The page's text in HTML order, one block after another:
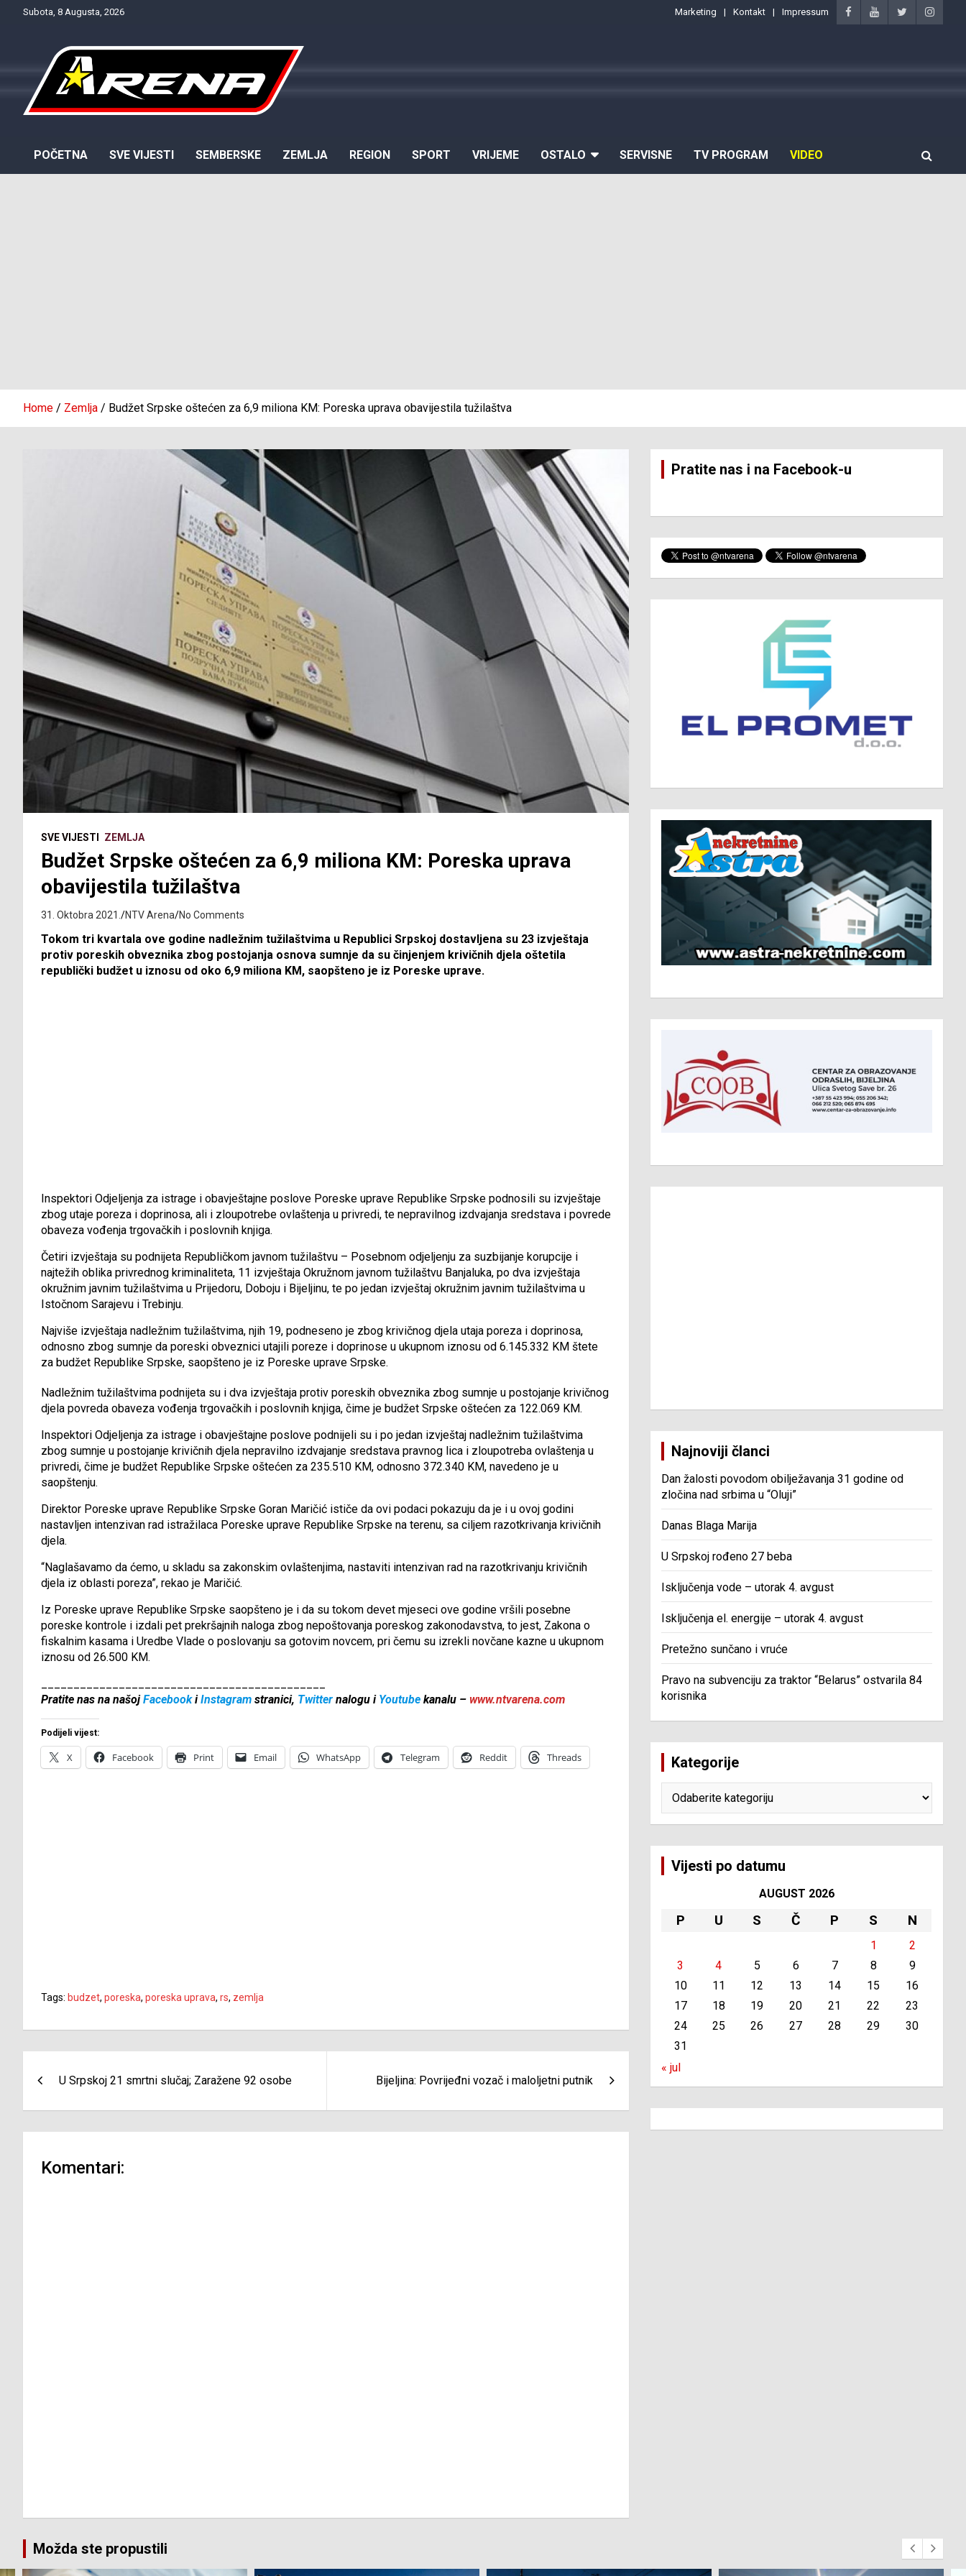
Subota, 8 Augusta, 2026 Marketing Kontakt Impressum
POČETNA SVE VIJESTI SEMBERSKE ZEMLJA REGION SPORT VRIJEME OSTALO SERVISNE TV PROGRAM VIDEO
Home Zemlja Budžet Srpske oštećen za 6,9 miliona KM: Poreska uprava obavijestila tužilaštva
SVE VIJESTI ZEMLJA
Budžet Srpske oštećen za 6,9 miliona KM: Poreska uprava
obavijestila tužilaštva
31. Oktobra 2021. NTV Arena No Comments
Tokom tri kvartala ove godine nadležnim tužilaštvima u Republici Srpskoj dostavljena su 23 izvještaja
protiv poreskih obveznika zbog postojanja osnova sumnje da su činjenjem krivičnih djela oštetila
republički budžet u iznosu od oko 6,9 miliona KM, saopšteno je iz Poreske uprave.
Inspektori Odjeljenja za istrage i obavještajne poslove Poreske uprave Republike Srpske podnosili su izvještaje
zbog utaje poreza i doprinosa, ali i zloupotrebe ovlaštenja u privredi, te nepravilnog izdvajanja sredstava i povrede
obaveza vođenja trgovačkih i poslovnih knjiga.
Četiri izvještaja su podnijeta Republičkom javnom tužilaštvu – Posebnom odjeljenju za suzbijanje korupcije i
najtežih oblika privrednog kriminaliteta, 11 izvještaja Okružnom javnom tužilaštvu Banjaluka, po dva izvještaja
okružnim javnim tužilaštvima u Prijedoru, Doboju i Bijeljinu, te po jedan izvještaj okružnim javnim tužilaštvima u
Istočnom Sarajevu i Trebinju.
Najviše izvještaja nadležnim tužilaštvima, njih 19, podneseno je zbog krivičnog djela utaja poreza i doprinosa,
odnosno zbog sumnje da poreski obveznici utajili poreze i doprinose u ukupnom iznosu od 6.145.332 KM štete
za budžet Republike Srpske, saopšteno je iz Poreske uprave Srpske.
Nadležnim tužilaštvima podnijeta su i dva izvještaja protiv poreskih obveznika zbog sumnje u postojanje krivičnog
djela povreda obaveza vođenja trgovačkih i poslovnih knjiga, čime je budžet Srpske oštećen za 122.069 KM.
Inspektori Odjeljenja za istrage i obavještajne poslove podnijeli su i po jedan izvještaj nadležnim tužilaštvima
zbog sumnje u postojanje krivičnih djela nepravilno izdvajanje sredstava pravnog lica i zloupotreba ovlaštenja u
privredi, čime je budžet Republike Srpske oštećen za 235.510 KM, odnosno 372.340 KM, navedeno je u
saopštenju.
Direktor Poreske uprave Republike Srpske Goran Maričić ističe da ovi podaci pokazuju da je i u ovoj godini
nastavljen intenzivan rad istražilaca Poreske uprave Republike Srpske na terenu, sa ciljem razotkrivanja krivičnih
djela.
“Naglašavamo da ćemo, u skladu sa zakonskim ovlaštenjima, nastaviti intenzivan rad na razotkrivanju krivičnih
djela iz oblasti poreza”, rekao je Maričić.
Iz Poreske uprave Republike Srpske saopšteno je i da su tokom devet mjeseci ove godine vršili posebne
poreske kontrole i izdali pet prekršajnih naloga zbog nepoštovanja poreskog zakonodavstva, to jest, Zakona o
fiskalnim kasama i Uredbe Vlade o poslovanju sa gotovim novcem, pri čemu su izrekli novčane kazne u ukupnom
iznosu od 26.500 KM.
Pratite nas na našojFacebookiInstagram stranici, Twitter nalogu i Youtube kanalu – www.ntvarena.com
Podijeli vijest:
X Facebook Print Email WhatsApp Telegram Reddit Threads
Tags: budzet, poreska, poreska uprava, rs, zemlja
članaka
U Srpskoj 21 smrtni slučaj; Zaražene 92 osobe Bijeljina: Povrijeđni vozač i maloljetni putnik
Komentari:
Pratite nas i na Facebook-u
Najnoviji članci
Dan žalosti povodom obilježavanja 31 godine od
zločina nad srbima u “Oluji”
Danas Blaga Marija
U Srpskoj rođeno 27 beba
Isključenja vode – utorak 4. avgust
Isključenja el. energije – utorak 4. avgust
Pretežno sunčano i vruće
Pravo na subvenciju za traktor “Belarus” ostvarila 84
korisnika
Kategorije
Vijesti po datumu
AUGUST 2026
P U S Č P S N
1
2
3
4 5 6 7 8
9
10
11 12 13 14 15
16
17
18 19 20 21 22
23
24
25 26 27 28 29
30
31
« jul
Možda ste propustili